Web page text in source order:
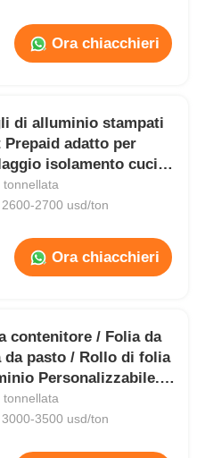
Ora chiacchieri
di alluminio stampati
Prepaid adatto per
isolamento cucina
industriali che
una barriera
tonnellata
2700 usd/ton
Ora chiacchieri
contenitore / Folia da
da pasto / Rollo di folia
Personalizzabile.
e 8011. Folia da
alimentare.
tonnellata
3500 usd/ton